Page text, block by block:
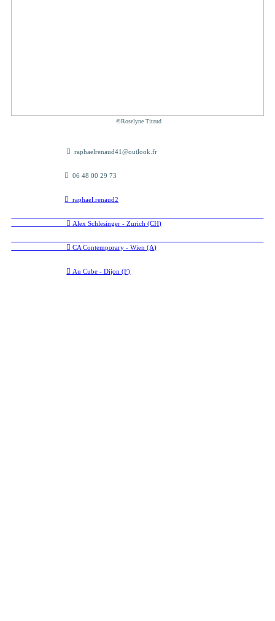
©Roselyne Titaud
︎ raphaelrenaud41@outlook.fr
︎ 06 48 00 29 73
︎ raphael.renaud2
︎ Alex Schlesinger - Zurich (CH)
︎ CA Contemporary - Wien (A)
︎ Au Cube - Dijon (F)